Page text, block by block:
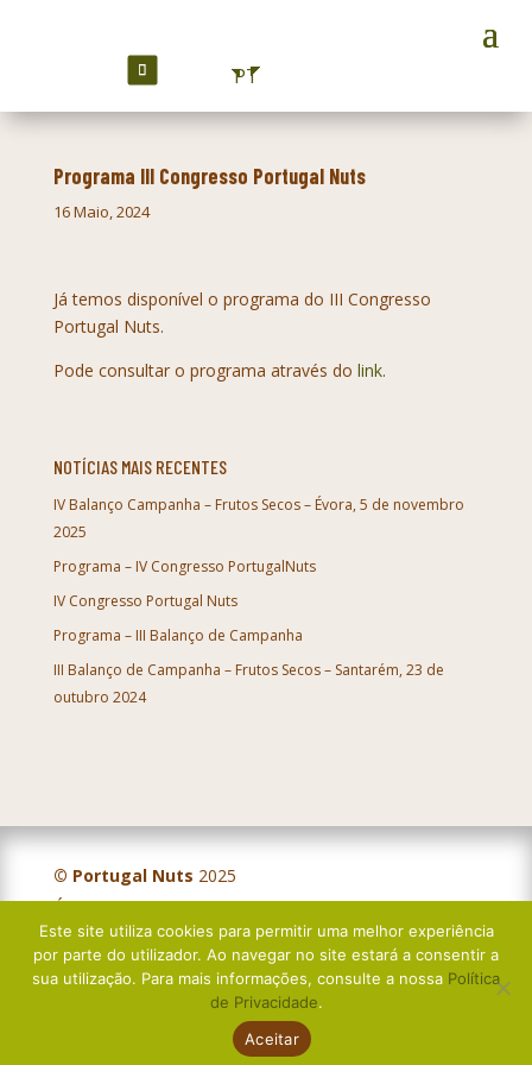
PT
Programa III Congresso Portugal Nuts
16 Maio, 2024
Já temos disponível o programa do III Congresso
Portugal Nuts.
Pode consultar o programa através do link.
NOTÍCIAS MAIS RECENTES
IV Balanço Campanha – Frutos Secos – Évora, 5 de novembro
2025
Programa – IV Congresso PortugalNuts
IV Congresso Portugal Nuts
Programa – III Balanço de Campanha
III Balanço de Campanha – Frutos Secos – Santarém, 23 de
outubro 2024
© Portugal Nuts 2025
Última atualização:
Nov 17, 2025
Política de Privacidade
Livro de Reclamações
Este site utiliza cookies para permitir uma melhor experiência
por parte do utilizador. Ao navegar no site estará a consentir a
sua utilização. Para mais informações, consulte a nossa Política
de Privacidade.
Aceitar